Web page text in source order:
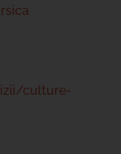
culture-